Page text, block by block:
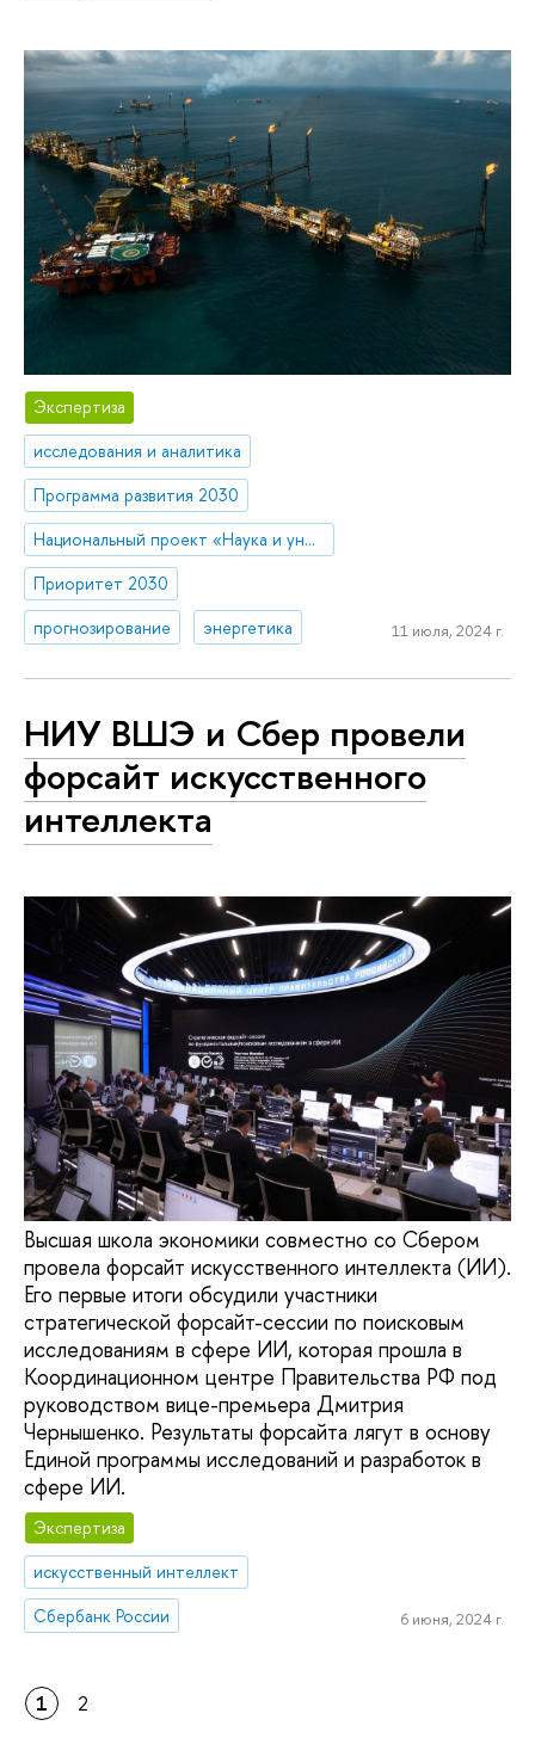
Экспертиза
исследования и аналитика
Программа развития 2030
Национальный проект «Наука и университеты»
Приоритет 2030
прогнозирование
энергетика 11 июля, 2024 г.
НИУ ВШЭ и Сбер провели
форсайт искусственного
интеллекта
Высшая школа экономики совместно со Сбером
провела форсайт искусственного интеллекта (ИИ).
Его первые итоги обсудили участники
стратегической форсайт-сессии по поисковым
исследованиям в сфере ИИ, которая прошла в
Координационном центре Правительства РФ под
руководством вице-премьера Дмитрия
Чернышенко. Результаты форсайта лягут в основу
Единой программы исследований и разработок в
сфере ИИ.
Экспертиза
искусственный интеллект
Сбербанк России
6 июня, 2024 г.
1 2